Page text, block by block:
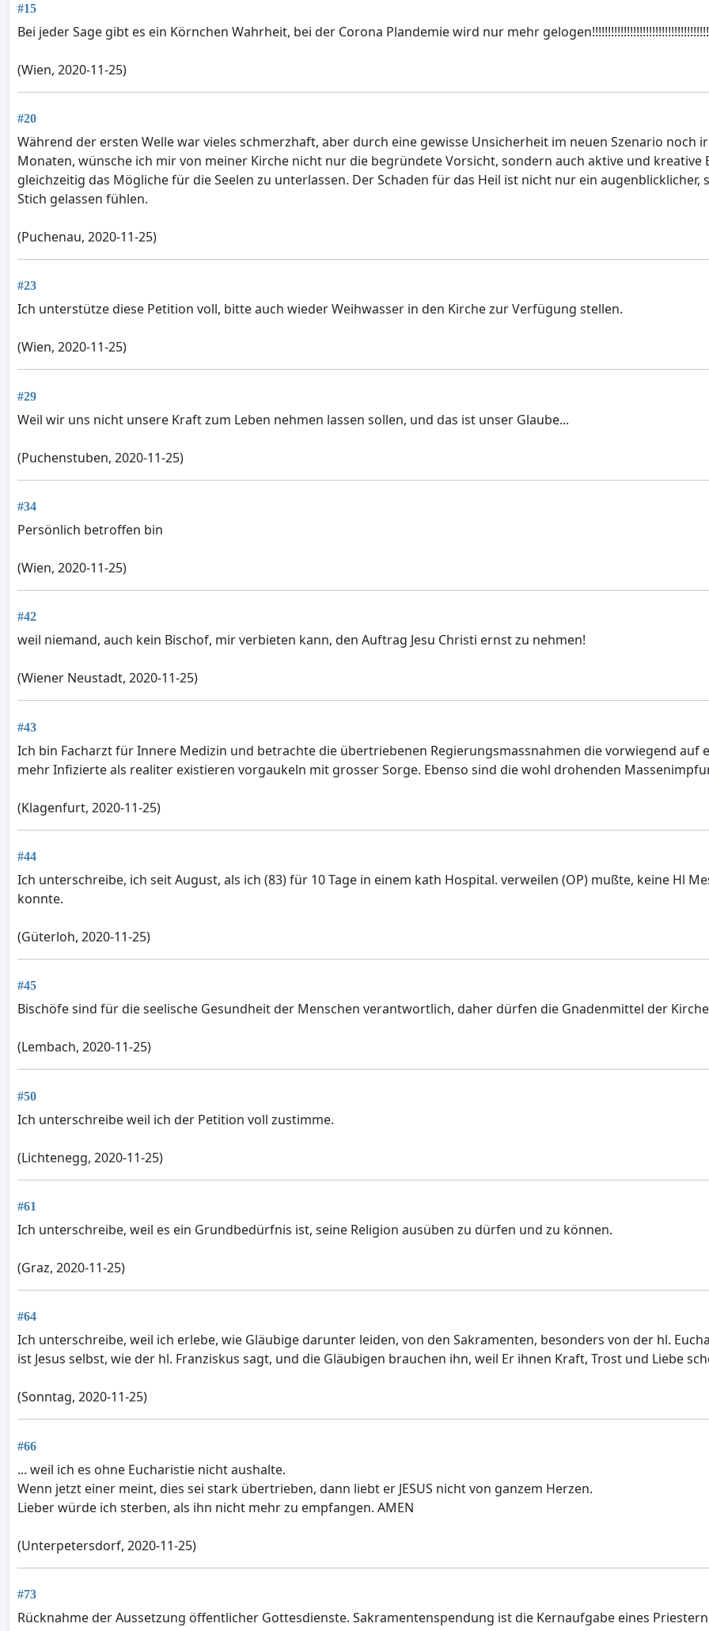
#15
Bei jeder Sage gibt es ein Körnchen Wahrheit, bei der Corona Plandemie wird nur mehr
(Wien, 2020-11-25)
#20
Während der ersten Welle war vieles schmerzhaft, aber durch eine gewisse Unsicherheit im neuen Szenario noch
Monaten, wünsche ich mir von meiner Kirche nicht nur die begründete Vorsicht, sondern auch aktive und
gleichzeitig das Mögliche für die Seelen zu unterlassen. Der Schaden für das Heil ist nicht nur ein
Stich gelassen fühlen.
(Puchenau, 2020-11-25)
#23
Ich unterstütze diese Petition voll, bitte auch wieder Weihwasser in den Kirche zur Verfügung stellen.
(Wien, 2020-11-25)
#29
Weil wir uns nicht unsere Kraft zum Leben nehmen lassen sollen, und das ist unser Glaube...
(Puchenstuben, 2020-11-25)
#34
Persönlich betroffen bin
(Wien, 2020-11-25)
#42
weil niemand, auch kein Bischof, mir verbieten kann, den Auftrag Jesu Christi ernst zu nehmen!
(Wiener Neustadt, 2020-11-25)
#43
Ich bin Facharzt für Innere Medizin und betrachte die übertriebenen Regierungsmassnahmen die vorwiegend auf
mehr Infizierte als realiter existieren vorgaukeln mit grosser Sorge. Ebenso sind die wohl drohenden
(Klagenfurt, 2020-11-25)
#44
Ich unterschreibe, ich seit August, als ich (83) für 10 Tage in einem kath Hospital. verweilen (OP) mußte, keine Hl
konnte.
(Güterloh, 2020-11-25)
#45
Bischöfe sind für die seelische Gesundheit der Menschen verantwortlich, daher dürfen die Gnadenmittel der
(Lembach, 2020-11-25)
#50
Ich unterschreibe weil ich der Petition voll zustimme.
(Lichtenegg, 2020-11-25)
#61
Ich unterschreibe, weil es ein Grundbedürfnis ist, seine Religion ausüben zu dürfen und zu können.
(Graz, 2020-11-25)
#64
Ich unterschreibe, weil ich erlebe, wie Gläubige darunter leiden, von den Sakramenten, besonders von der hl.
ist Jesus selbst, wie der hl. Franziskus sagt, und die Gläubigen brauchen ihn, weil Er ihnen Kraft, Trost und Liebe
(Sonntag, 2020-11-25)
#66
... weil ich es ohne Eucharistie nicht aushalte.
Wenn jetzt einer meint, dies sei stark übertrieben, dann liebt er JESUS nicht von ganzem Herzen.
Lieber würde ich sterben, als ihn nicht mehr zu empfangen. AMEN
(Unterpetersdorf, 2020-11-25)
#73
Rücknahme der Aussetzung öffentlicher Gottesdienste. Sakramentenspendung ist die Kernaufgabe eines